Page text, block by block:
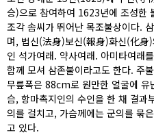
승)으로 참여하여 1623년에 조성한
조각 솜씨가 뛰어난 목조불상이다.
며, 법신(法身)보신(報身)화신(化身
인 석가여래. 약사여래. 아미타여래
함께 모셔 삼존불이라고도 한다. 주
무릎폭은 88cm로 원만한 얼굴에
슴, 항마촉지인의 수인을 한 채 결과
의를 걸치고, 가슴께에는 군의를 묶
고 있다.